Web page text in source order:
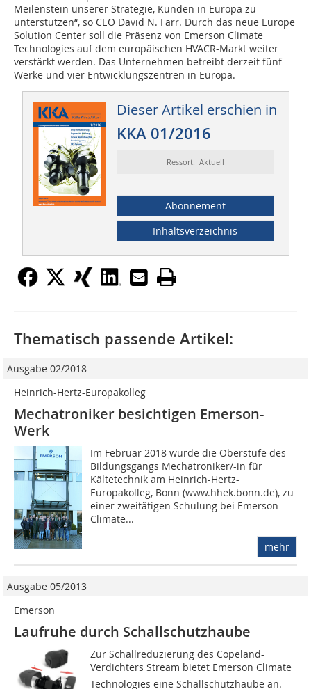
Meilenstein unserer Strategie, Kunden in Europa zu
unterstützen“, so CEO David N. Farr. Durch das neue Europe
Solution Center soll die Präsenz von Emerson Climate
Technologies auf dem europäischen HVACR-Markt weiter
verstärkt werden. Das Unternehmen betreibt derzeit fünf
Werke und vier Entwicklungszentren in Europa.
Dieser Artikel erschien in
KKA 01/2016
Ressort: Aktuell
Abonnement
Inhaltsverzeichnis
Thematisch passende Artikel:
Ausgabe 02/2018
Heinrich-Hertz-Europakolleg
Mechatroniker besichtigen Emerson-
Werk
Im Februar 2018 wurde die Oberstufe des
Bildungsgangs Mechatroniker/-in für
Kältetechnik am Heinrich-Hertz-
Europakolleg, Bonn (www.hhek.bonn.de), zu
einer zweitätigen Schulung bei Emerson
Climate...
mehr
Ausgabe 05/2013
Emerson
Laufruhe durch Schallschutzhaube
Zur Schallreduzierung des Copeland-
Verdichters Stream bietet Emerson Climate
Technologies eine Schallschutzhaube an.